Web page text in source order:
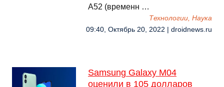
A52 (временн …
Технологии, Наука
09:40, Октябрь 20, 2022 | droidnews.ru
Samsung Galaxy M04
оценили в 105 долларов